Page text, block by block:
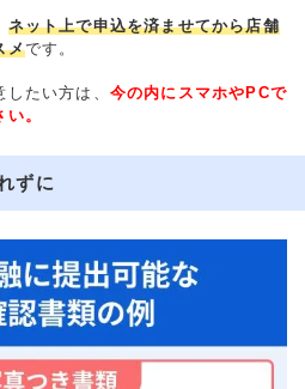
ネット上で申込を済ませてから店舗
メです。
たい方は、 今の内にスマホやPCで
。
ずに